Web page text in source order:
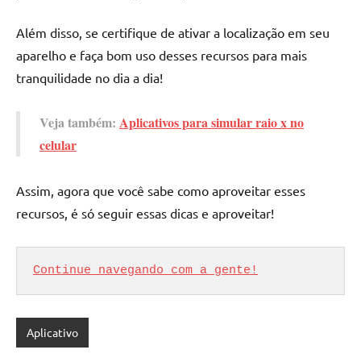
Além disso, se certifique de ativar a localização em seu
aparelho e faça bom uso desses recursos para mais
tranquilidade no dia a dia!
Veja também: Aplicativos para simular raio x no
celular
Assim, agora que você sabe como aproveitar esses
recursos, é só seguir essas dicas e aproveitar!
Continue navegando com a gente!
Aplicativo